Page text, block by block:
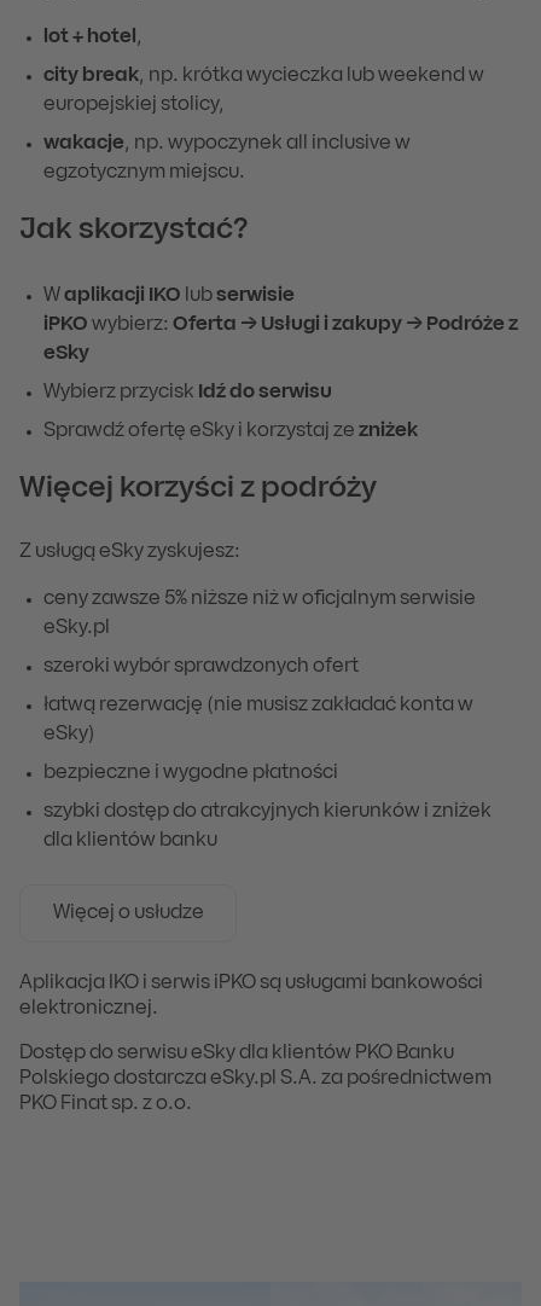
lot + hotel ,
city break, np. krótka wycieczka lub weekend w
europejskiej stolicy,
wakacje , np. wypoczynek all inclusive w
egzotycznym miejscu.
Jak skorzystać?
W aplikacji IKO lub serwisie
iPKO wybierz: Oferta → Usługi i zakupy → Podróże z
eSky
Wybierz przycisk Idź do serwisu
Sprawdź ofertę eSky i korzystaj ze zniżek
Więcej korzyści z podróży
Z usługą eSky zyskujesz:
ceny zawsze 5% niższe niż w oficjalnym serwisie
eSky.pl
szeroki wybór sprawdzonych ofert
łatwą rezerwację (nie musisz zakładać konta w
eSky)
bezpieczne i wygodne płatności
szybki dostęp do atrakcyjnych kierunków i zniżek
dla klientów banku
Więcej o usłudze
Aplikacja IKO i serwis iPKO są usługami bankowości
elektronicznej.
Dostęp do serwisu eSky dla klientów PKO Banku
Polskiego dostarcza eSky.pl S.A. za pośrednictwem
PKO Finat sp. z o.o.